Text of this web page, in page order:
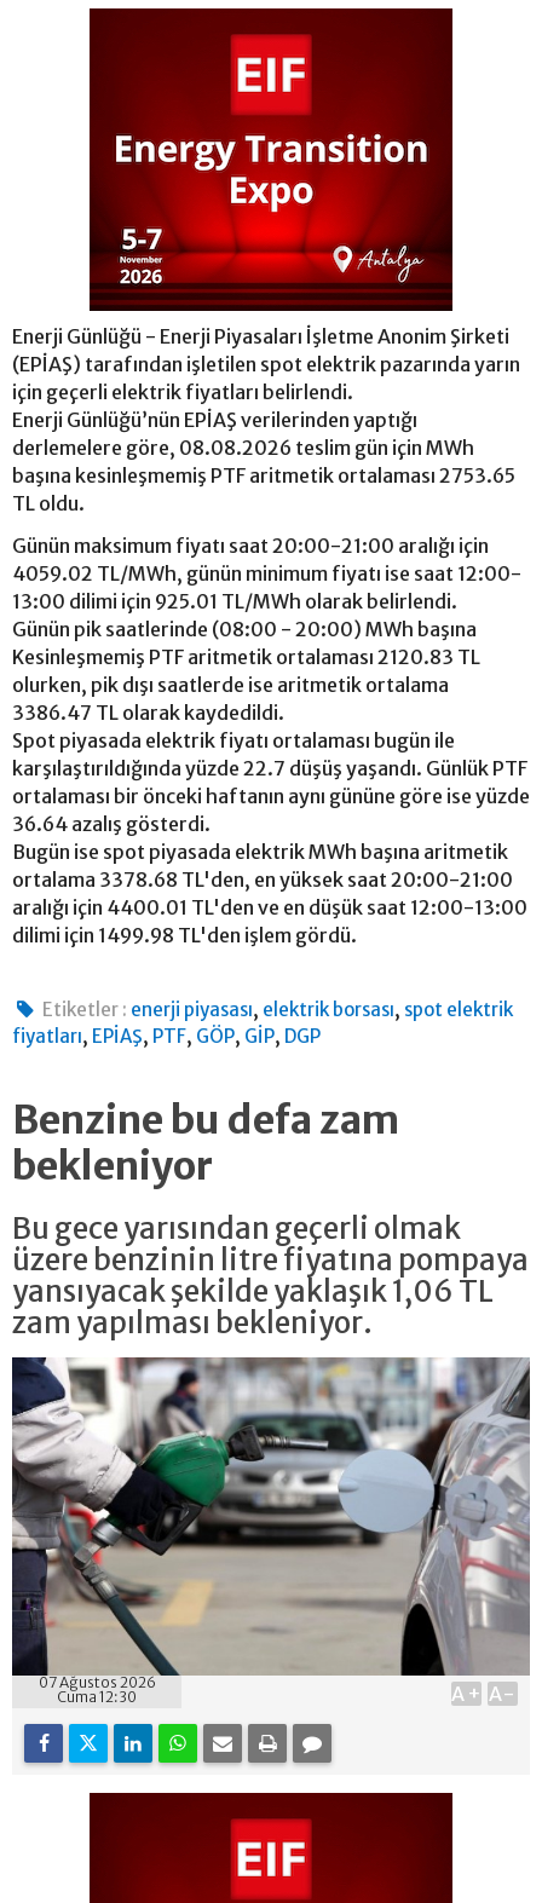
Enerji Günlüğü - Enerji Piyasaları İşletme Anonim Şirketi
(EPİAŞ) tarafından işletilen spot elektrik pazarında yarın
için geçerli elektrik fiyatları belirlendi.
Enerji Günlüğü’nün EPİAŞ verilerinden yaptığı
derlemelere göre, 08.08.2026 teslim gün için MWh
başına kesinleşmemiş PTF aritmetik ortalaması 2753.65
TL oldu.
Günün maksimum fiyatı saat 20:00-21:00 aralığı için
4059.02 TL/MWh, günün minimum fiyatı ise saat 12:00-
13:00 dilimi için 925.01 TL/MWh olarak belirlendi.
Günün pik saatlerinde (08:00 - 20:00) MWh başına
Kesinleşmemiş PTF aritmetik ortalaması 2120.83 TL
olurken, pik dışı saatlerde ise aritmetik ortalama
3386.47 TL olarak kaydedildi.
Spot piyasada elektrik fiyatı ortalaması bugün ile
karşılaştırıldığında yüzde 22.7 düşüş yaşandı. Günlük PTF
ortalaması bir önceki haftanın aynı gününe göre ise yüzde
36.64 azalış gösterdi.
Bugün ise spot piyasada elektrik MWh başına aritmetik
ortalama 3378.68 TL'den, en yüksek saat 20:00-21:00
aralığı için 4400.01 TL'den ve en düşük saat 12:00-13:00
dilimi için 1499.98 TL'den işlem gördü.
Etiketler : enerji piyasası, elektrik borsası, spot elektrik
fiyatları, EPİAŞ, PTF, GÖP, GİP, DGP
Benzine bu defa zam
bekleniyor
Bu gece yarısından geçerli olmak
üzere benzinin litre fiyatına pompaya
yansıyacak şekilde yaklaşık 1,06 TL
zam yapılması bekleniyor.
07 Ağustos 2026
Cuma 12:30
A+ A-